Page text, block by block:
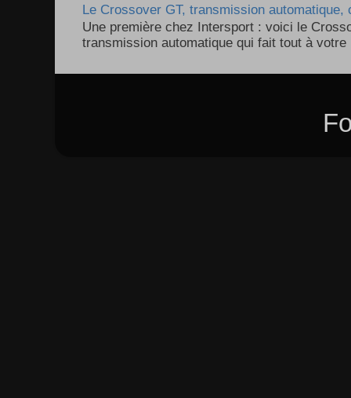
Le Crossover GT, transmission automatique,
Une première chez Intersport : voici le
transmission automatique qui fait tout à